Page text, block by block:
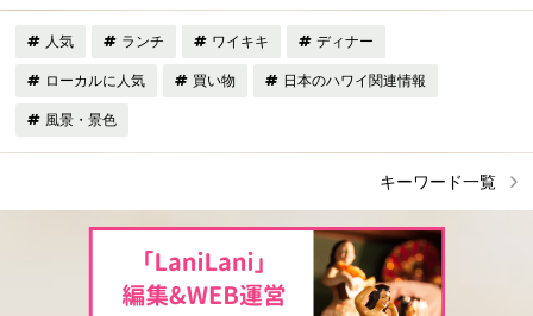
人気 ランチ ワイキキ ディナー
ローカルに人気 買い物 日本のハワイ関連情報
風景・景色
キーワード一覧